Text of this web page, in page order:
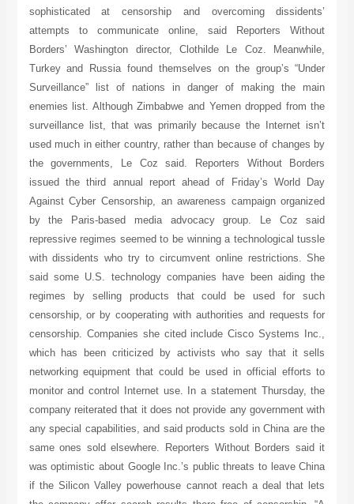
sophisticated at censorship and overcoming
attempts to communicate online, said Reporters
Borders’ Washington director, Clothilde Le Coz.
Turkey and Russia found themselves on the group’s
Surveillance” list of nations in danger of making the
enemies list. Although Zimbabwe and Yemen dropped from
surveillance list, that was primarily because the Internet
used much in either country, rather than because of
the governments, Le Coz said. Reporters Without
issued the third annual report ahead of Friday’s World
Against Cyber Censorship, an awareness campaign
by the Paris-based media advocacy group. Le Coz
repressive regimes seemed to be winning a technological
with dissidents who try to circumvent online restrictions.
said some U.S. technology companies have been aiding
regimes by selling products that could be used for
censorship, or by cooperating with authorities and
censorship. Companies she cited include Cisco Systems
which has been criticized by activists who say that it
networking equipment that could be used in official
monitor and control Internet use. In a statement Thursday,
company reiterated that it does not provide any government
any special capabilities, and said products sold in China are
same ones sold elsewhere. Reporters Without Borders
was optimistic about Google Inc.’s public threats to leave
if the Silicon Valley powerhouse cannot reach a deal that